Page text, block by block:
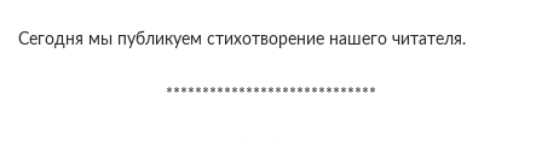
Сегодня мы публикуем стихотворение нашего читателя.
*****************************